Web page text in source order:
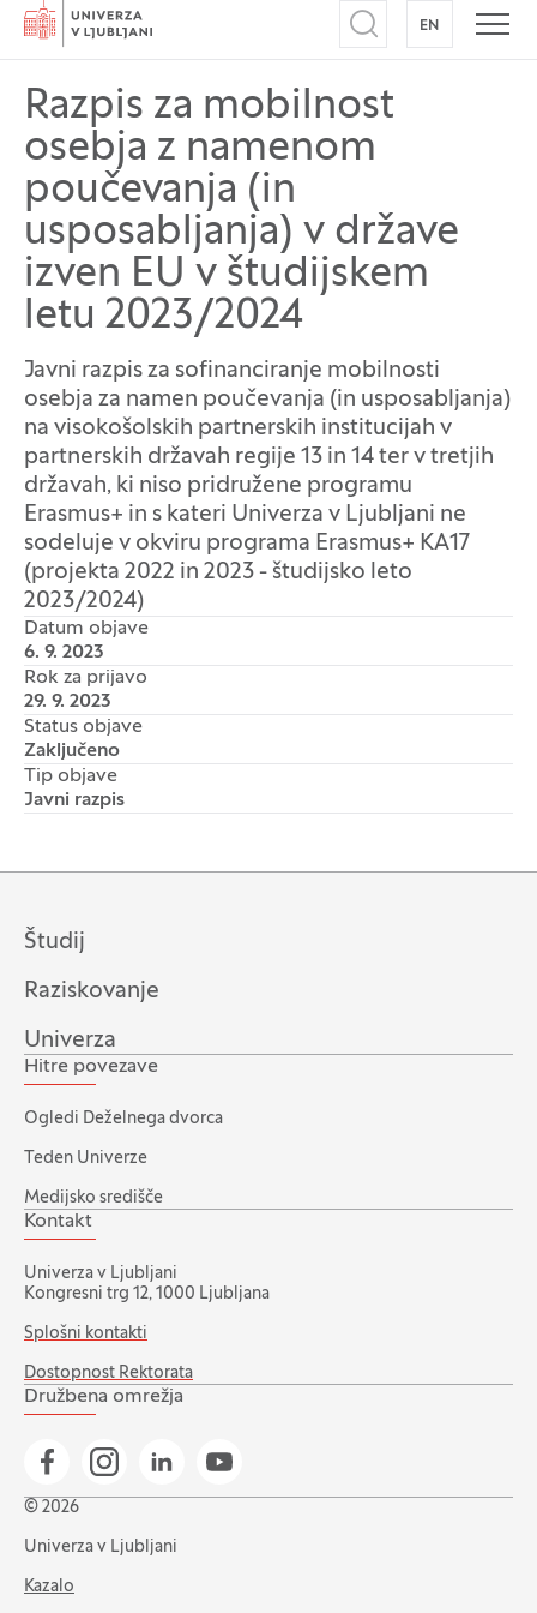
Domov
Odpri iskalnik
EN NA
Razpis za mobilnost
osebja z namenom
poučevanja (in
usposabljanja) v države
izven EU v študijskem
letu 2023/2024
Javni razpis za sofinanciranje mobilnosti
osebja za namen poučevanja (in usposabljanja)
na visokošolskih partnerskih institucijah v
partnerskih državah regije 13 in 14 ter v tretjih
državah, ki niso pridružene programu
Erasmus+ in s kateri Univerza v Ljubljani ne
sodeluje v okviru programa Erasmus+ KA17
(projekta 2022 in 2023 - študijsko leto
2023/2024)
Datum objave
6. 9. 2023
Rok za prijavo
29. 9. 2023
Status objave
Zaključeno
Tip objave
Javni razpis
Študij
Raziskovanje
Univerza
Hitre povezave
Ogledi Deželnega dvorca
Teden Univerze
Medijsko središče
Kontakt
Univerza v Ljubljani
Kongresni trg 12, 1000 Ljubljana
Splošni kontakti
Dostopnost Rektorata
Družbena omrežja
Pojdi na našo Facebook stran
Pojdi na našo Instagram stran
Pojdi na Linkedin stran
Pojdi na YouTube stran
© 2026
Univerza v Ljubljani
Kazalo